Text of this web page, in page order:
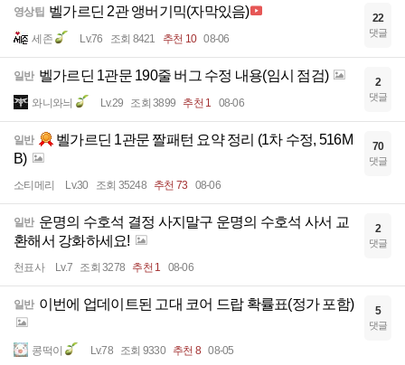
영상팁 벨가르딘 2관 앵버기믹(자막있음)
세존 Lv.76 조회 8421 추천 10 08-06
22
댓글
일반 벨가르딘 1관문 190줄 버그 수정 내용(임시 점검)
와니와늬 Lv.29 조회 3899 추천 1 08-06
2
댓글
일반
벨가르딘 1관문 짤패턴 요약 정리 (1차 수정, 516M
B)
소티메리 Lv.30 조회 35248 추천 73 08-06
70
댓글
일반 운명의 수호석 결정 사지말구 운명의 수호석 사서 교
환해서 강화하세요!
천표사 Lv.7 조회 3278 추천 1 08-06
2
댓글
일반 이번에 업데이트된 고대 코어 드랍 확률표(정가 포함)
콩떡이 Lv.78 조회 9330 추천 8 08-05
5
댓글